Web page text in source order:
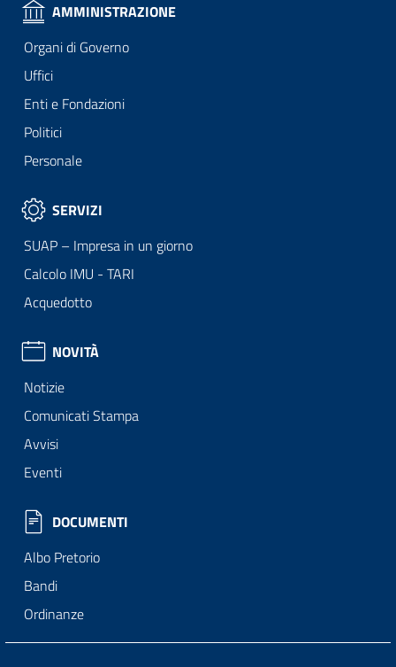
AMMINISTRAZIONE
Organi di Governo
Uffici
Enti e Fondazioni
Politici
Personale
SERVIZI
SUAP – Impresa in un giorno
Calcolo IMU - TARI
Acquedotto
NOVITÀ
Notizie
Comunicati Stampa
Avvisi
Eventi
DOCUMENTI
Albo Pretorio
Bandi
Ordinanze